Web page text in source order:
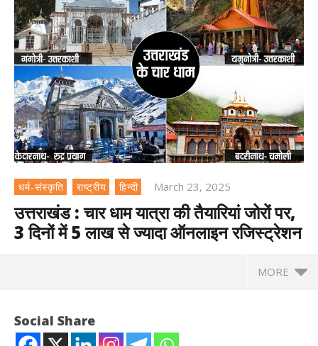
धर्म-संस्कृति राष्ट्रीय हिन्दी March 23, 2025
उत्तराखंड : चार धाम यात्रा की तैयारियां जोरों पर,
3 दिनों में 5 लाख से ज्यादा ऑनलाइन रजिस्ट्रेशन
MORE
Social Share